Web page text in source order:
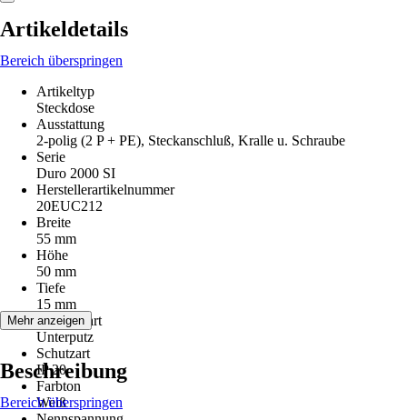
Artikeldetails
Bereich überspringen
Artikeltyp
Steckdose
Ausstattung
2-polig (2 P + PE), Steckanschluß, Kralle u. Schraube
Serie
Duro 2000 SI
Herstellerartikelnummer
20EUC212
Breite
55 mm
Höhe
50 mm
Tiefe
15 mm
Montageart
Unterputz
Schutzart
IP 20
Farbton
Weiß
Mehr anzeigen
Beschreibung
Bereich überspringen